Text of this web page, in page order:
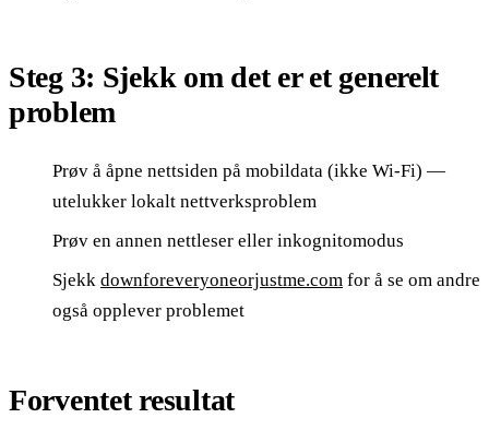
Steg 3: Sjekk om det er et generelt
problem
Prøv å åpne nettsiden på mobildata (ikke Wi-Fi) —
utelukker lokalt nettverksproblem
Prøv en annen nettleser eller inkognitomodus
Sjekk downforeveryoneorjustme.com for å se om andre
også opplever problemet
Forventet resultat